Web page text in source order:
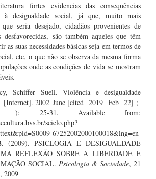
fortes evidencias das consequências
à desigualdade social, já que, muito mais
seria desejado, cidadãos provenientes de
desfavorecidas, são também aqueles que têm
as suas necessidades básicas seja em termos de
etc, o que não se observa da mesma forma
onde as condições de vida se mostram
Schiffer Sueli. Violência e desigualdade
[Internet]. 2002 June [cited 2019 Feb 22] ;
25-31. Available from:
scielo.php?
67252002000100018&lng=en
(2009). PSICLOGIA E DESIGUALDADE
REFLEXÃO SOBRE A LIBERDADE E
SOCIAL. Psicologia & Sociedade, 21
2009